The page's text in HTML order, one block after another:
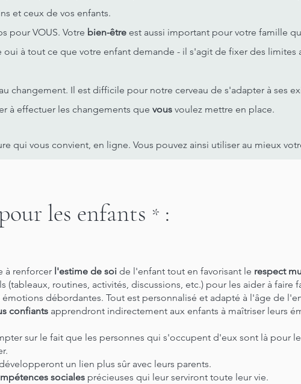
et ceux de vos enfants.
pour VOUS. Votre bien-être est aussi important pour votre famille
oui à tout ce que votre enfant demande - il s'agit de fixer des
changement. Il est difficile pour notre cerveau de s'adapter à ses
à effectuer les changements que vous voulez mettre en place.
qui vous convient, en ligne. Vous pouvez ainsi utiliser au mieux
les enfants * :
à renforcer l'estime de soi de l'enfant tout en favorisant le respect
(tableaux, routines, activités, discussions, etc.) pour les aider à faire
débordantes. Tout est personnalisé et adapté à l'âge de
confiants apprendront indirectement aux enfants à maîtriser leurs
sur le fait que les personnes qui s'occupent d'eux sont là pour
un lien plus sûr avec leurs parents.
sociales précieuses qui leur serviront toute leur vie.